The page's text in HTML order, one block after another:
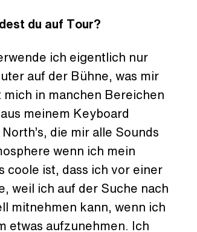
du auf Tour?
ich eigentlich nur
auf der Bühne, was mir
in manchen Bereichen
meinem Keyboard
die mir alle Sounds
wenn ich mein
coole ist, dass ich vor einer
weil ich auf der Suche nach
mitnehmen kann, wenn ich
etwas aufzunehmen. Ich